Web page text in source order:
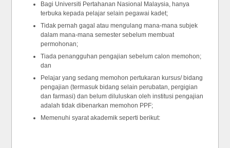
Bagi Universiti Pertahanan Nasional Malaysia, hanya
terbuka kepada pelajar selain pegawai kadet;
Tidak pernah gagal atau mengulang mana-mana subjek
dalam mana-mana semester sebelum membuat
permohonan;
Tiada penangguhan pengajian sebelum calon memohon;
dan
Pelajar yang sedang memohon pertukaran kursus/ bidang
pengajian (termasuk bidang selain perubatan, pergigian
dan farmasi) dan belum diluluskan oleh institusi pengajian
adalah tidak dibenarkan memohon PPF;
Memenuhi syarat akademik seperti berikut: